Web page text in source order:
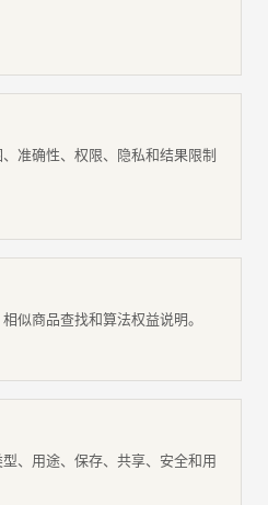
准确性、权限、隐私和结果限制
似商品查找和算法权益说明。
、用途、保存、共享、安全和用